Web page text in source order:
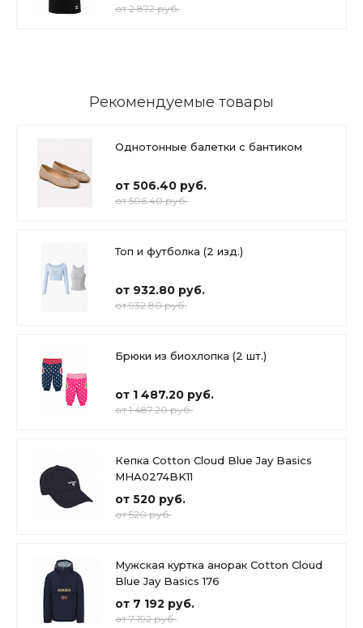
от 2 872 руб.
Рекомендуемые товары
Однотонные балетки с бантиком
от 506.40 руб.
от 506.40 руб.
Топ и футболка (2 изд.)
от 932.80 руб.
от 932.80 руб.
Брюки из биохлопка (2 шт.)
от 1 487.20 руб.
от 1 487.20 руб.
Кепка Cotton Cloud Blue Jay Basics
MHA0274BK11
от 520 руб.
от 520 руб.
Мужская куртка анорак Cotton Cloud
Blue Jay Basics 176
от 7 192 руб.
от 7 192 руб.